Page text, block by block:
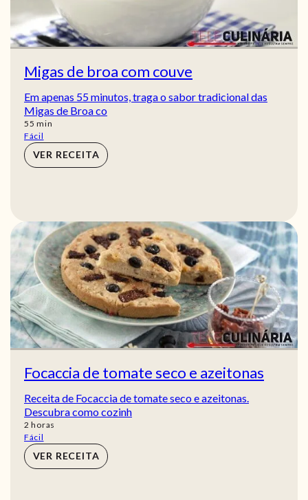
Migas de broa com couve
Em apenas 55 minutos, traga o sabor tradicional das
Migas de Broa co
55 min
min
Fácil
VER RECEITA
Focaccia de tomate seco e azeitonas
Receita de Focaccia de tomate seco e azeitonas.
Descubra como cozinh
2 horas
horas
Fácil
VER RECEITA